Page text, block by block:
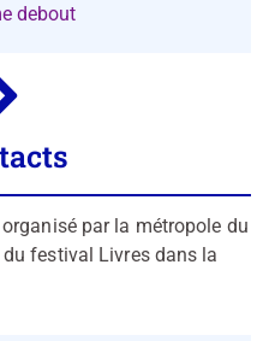
debout
par la métropole du
festival Livres dans la